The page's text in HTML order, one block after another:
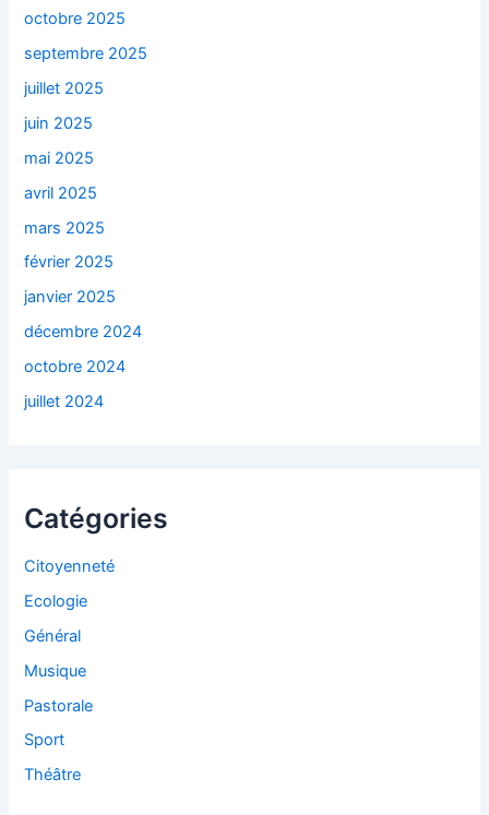
octobre 2025
septembre 2025
juillet 2025
juin 2025
mai 2025
avril 2025
mars 2025
février 2025
janvier 2025
décembre 2024
octobre 2024
juillet 2024
Catégories
Citoyenneté
Ecologie
Général
Musique
Pastorale
Sport
Théâtre